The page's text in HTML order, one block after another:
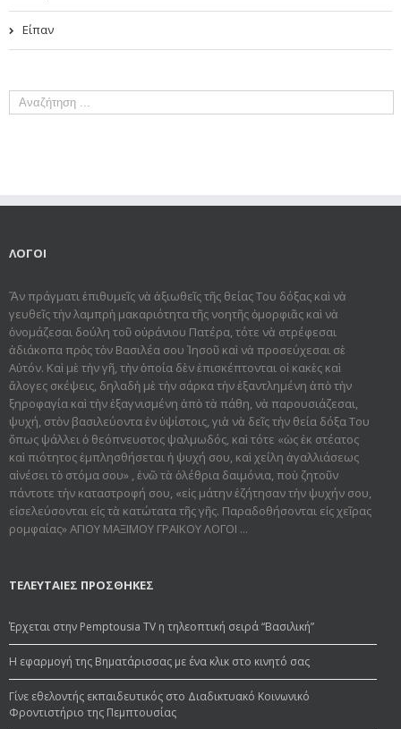
Είπαν
ΛΟΓΟΙ
Ἂν πράγματι ἐπιθυμεῖς νὰ ἀξιωθεῖς τῆς θείας Του δόξας καὶ νὰ
γευθεῖς τὴν λαμπρὴ μακαριότητα τῆς νοητῆς ὀμορφιᾶς καὶ νὰ
ὀνομάζεσαι δούλη τοῦ οὐράνιου Πατέρα, τότε νὰ στρέφεσαι
ἀδιάκοπα πρὸς τὸν Βασιλέα σου Ἰησοῦ καὶ νὰ προσεύχεσαι σὲ
Αὐτόν. Καὶ μὲ τὴν γῆ, τὴν ὁποία δὲν ἐπισκέπτονται οἱ κακὲς καὶ
ἄλογες σκέψεις, δηλαδὴ μὲ τὴν σάρκα τὴν ἐξαντλημένη ἀπὸ τὴν
ξηροφαγία καὶ τὴν ἐξαγνισμένη ἀπὸ τὰ πάθη, νὰ παρουσιάζεσαι,
ψυχή, στὸν βασιλεύοντα ἐν ὑψίστοις, γιὰ νὰ δεῖς τὴν θεία δόξα Του
ὅπως ψάλλει ὁ θεόπνευστος ψαλμωδός, καὶ τότε «ὡς ἐκ στέατος
καὶ πιότητος ἐμπλησθήσεται ἡ ψυχή σου, καὶ χείλη ἀγαλλιάσεως
αἰνέσει τὸ στόμα σου» , ἐνῶ τὰ ὀλέθρια δαιμόνια, ποὺ ζητοῦν
πάντοτε τὴν καταστροφή σου, «εἰς μάτην ἐζήτησαν τὴν ψυχήν σου,
εἰσελεύσονται εἰς τὰ κατώτατα τῆς γῆς. Παραδοθήσον­ται εἰς χεῖρας
ρομφαίας» ΑΓΙΟΥ ΜΑΞΙΜΟΥ ΓΡΑΙΚΟΥ ΛΟΓΟΙ ...
ΤΕΛΕΥΤΑΙΕΣ ΠΡΟΣΘΗΚΕΣ
Έρχεται στην Pemptousia TV η τηλεοπτική σειρά “Βασιλική”
Η εφαρμογή της Βηματάρισσας με ένα κλικ στο κινητό σας
Γίνε εθελοντής εκπαιδευτικός στο Διαδικτυακό Κοινωνικό
Φροντιστήριο της Πεμπτουσίας